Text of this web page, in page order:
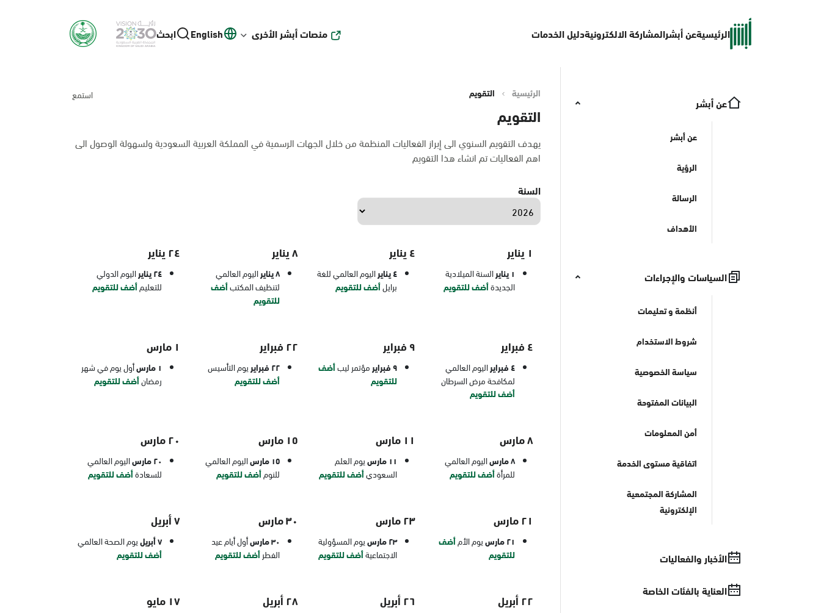
الرئيسيةعن أبشرالمشاركة الالكترونيةدليل الخدمات منصات أبشر الأخرى English ابحث
عن أبشر
عن أبشر
الرؤية
الرسالة
الأهداف
السياسات والإجراءات
أنظمة و تعليمات
شروط الاستخدام
سياسة الخصوصية
البيانات المفتوحة
أمن المعلومات
اتفاقية مستوى الخدمة
المشاركة المجتمعية
الإلكترونية
الأخبار والفعاليات
العناية بالفئات الخاصة
الرئيسية التقويم استمع
التقويم
يهدف التقويم السنوي الى إبراز الفعاليات المنظمة من خلال الجهات الرسمية في المملكة العربية السعودية ولسهولة الوصول الى
اهم الفعاليات تم انشاء هذا التقويم
السنة
١ يناير
١ يناير
السنة الميلادية
الجديدةأضف للتقويم
٤ يناير
٤ يناير
اليوم العالمي للغة
برايلأضف للتقويم
٨ يناير
٨ يناير
اليوم العالمي
لتنظيف المكتبأضف
للتقويم
٢٤ يناير
٢٤ يناير
اليوم الدولي
للتعليمأضف للتقويم
٤ فبراير
٤ فبراير
اليوم العالمي
لمكافحة مرض السرطان
أضف للتقويم
٩ فبراير
٩ فبراير مؤتمر ليبأضف
للتقويم
٢٢ فبراير
٢٢ فبراير يوم التأسيس
أضف للتقويم
١ مارس
١ مارس
أول يوم في شهر
رمضانأضف للتقويم
٨ مارس
٨ مارس
اليوم العالمي
للمرأةأضف للتقويم
١١ مارس
١١ مارس
يوم العلم
السعوديأضف للتقويم
١٥ مارس
١٥ مارس
اليوم العالمي
للنومأضف للتقويم
٢٠ مارس
٢٠ مارس
اليوم العالمي
للسعادةأضف للتقويم
٢١ مارس
٢١ مارس يوم الأمأضف
للتقويم
٢٣ مارس
٢٣ مارس
يوم المسؤولية
الاجتماعيةأضف للتقويم
٣٠ مارس
٣٠ مارس
أول أيام عيد
الفطرأضف للتقويم
٧ أبريل
٧ أبريل يوم الصحة العالمي
أضف للتقويم
٢٢ أبريل ٢٦ أبريل ٢٨ أبريل ١٧ مايو